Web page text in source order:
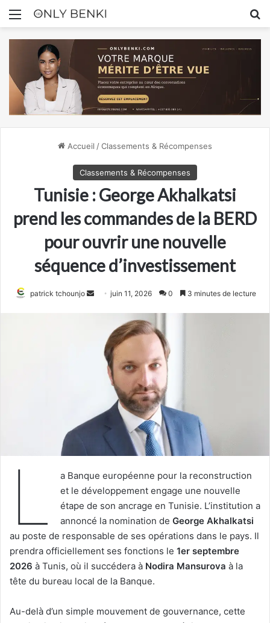
Menu
Accueil /Classements & Récompenses
Classements & Récompenses
Tunisie : George Akhalkatsi
prend les commandes de la BERD
pour ouvrir une nouvelle
séquence d’investissement
patrick tchounjo
Envoyerjuin 11, 2026 0 3 minutes de lecture
L
a Banque européenne pour la reconstruction
et le développement engage une nouvelle
étape de son ancrage en Tunisie. L’institution a
annoncé la nomination de George Akhalkatsi
au poste de responsable de ses opérations dans le pays. Il
prendra officiellement ses fonctions le 1er septembre
2026 à Tunis, où il succédera à Nodira Mansurova à la
tête du bureau local de la Banque.
Au-delà d’un simple mouvement de gouvernance, cette